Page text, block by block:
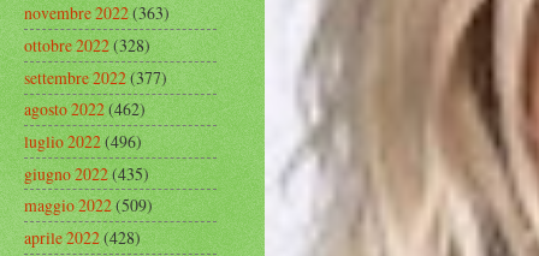
novembre 2022(363)
ottobre 2022(328)
settembre 2022(377)
agosto 2022(462)
luglio 2022(496)
giugno 2022(435)
maggio 2022(509)
aprile 2022(428)